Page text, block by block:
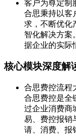
客户为尊定制
合思秉持以客
求，不断优化
智化解决方案
据企业的实际
核心模块深度解
合思费控流程
合思费控是全
过企业消费商
易、费控报销
请、消费、报